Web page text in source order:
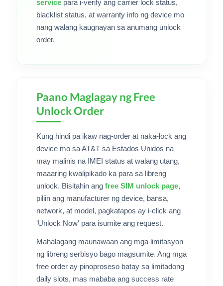
service para i-verify ang carrier lock status,
blacklist status, at warranty info ng device mo
nang walang kaugnayan sa anumang unlock
order.
Paano Maglagay ng Free
Unlock Order
Kung hindi pa ikaw nag-order at naka-lock ang
device mo sa AT&T sa Estados Unidos na
may malinis na IMEI status at walang utang,
maaaring kwalipikado ka para sa libreng
unlock. Bisitahin ang free SIM unlock page,
piliin ang manufacturer ng device, bansa,
network, at model, pagkatapos ay i-click ang
'Unlock Now' para isumite ang request.
Mahalagang maunawaan ang mga limitasyon
ng libreng serbisyo bago magsumite. Ang mga
free order ay pinoproseso batay sa limitadong
daily slots, mas mababa ang success rate